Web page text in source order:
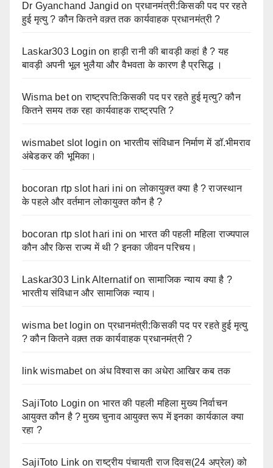
Dr Gyanchand Jangid onप्रधानमंत्री:किसकी पद पर रहते
हुई मृत्यु ? कौन कितने वक़्त तक कार्यवाहक प्रधानमंत्री ?
Laskar303 Login onहाड़ी रानी की बावड़ी कहां है ? यह
बावड़ी अपनी भूल भुलैया और वैभवता के कारण है प्रसिद्ध ।
Wisma betonराष्ट्रपति:किसकी पद पर रहते हुई मृत्यु? कौन
कितने समय तक रहा कार्यवाहक राष्ट्रपति ?
wismabet slot login on भारतीय संविधान निर्माण में डॉ.भीमराव
अंबेडकर की भूमिका।
bocoran rtp slot hari ini onलोकायुक्त क्या है ? राजस्थान
के पहले और वर्तमान लोकायुक्त कौन है ?
bocoran rtp slot hari ini on भारत की पहली महिला राज्यपाल
कौन और किस राज्य में थी ? इनका जीवन परिचय।
Laskar303 Link Alternatifonसामाजिक न्याय क्या है ?
भारतीय संविधान और सामाजिक न्याय।
wisma bet login onप्रधानमंत्री:किसकी पद पर रहते हुई मृत्यु
? कौन कितने वक़्त तक कार्यवाहक प्रधानमंत्री ?
link wismabetonअंध विश्वास का अधेरा आखिर कब तक
SajiToto Login on भारत की पहली महिला मुख्य निर्वाचन
आयुक्त कौन है ? मुख्य चुनाव आयुक्त रूप में इनका कार्यकाल क्या
रहा ?
SajiToto Link onराष्ट्रीय पंचायती राज दिवस(24 अप्रेल) को